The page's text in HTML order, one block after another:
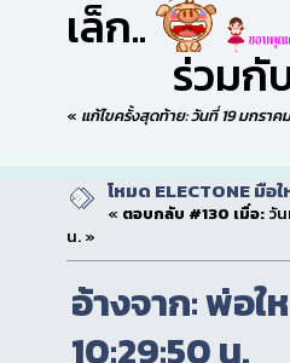
เล็ก..
ร่วมกับ
« แก้ไขครั้งสุดท้าย: วันที่ 19 มกรา
โหมด ELECTONE มือ
« ตอบกลับ #130 เมื่อ:วัน
น. »
อ้างจาก: พ่อ
10:29:50 น.